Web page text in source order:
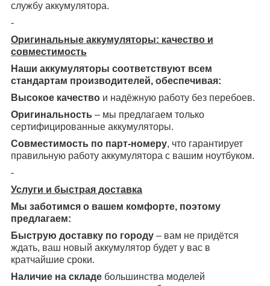
службу аккумулятора.
-
Оригинальные аккумуляторы: качество и
совместимость
Наши аккумуляторы соответствуют всем
стандартам производителей, обеспечивая:
Высокое качество и надёжную работу без перебоев.
Оригинальность – мы предлагаем только
сертифицированные аккумуляторы.
Совместимость по парт-номеру, что гарантирует
правильную работу аккумулятора с вашим ноутбуком.
-
Услуги и быстрая доставка
Мы заботимся о вашем комфорте, поэтому
предлагаем:
Быструю доставку по городу – вам не придётся
ждать, ваш новый аккумулятор будет у вас в
кратчайшие сроки.
Наличие на складе большинства моделей